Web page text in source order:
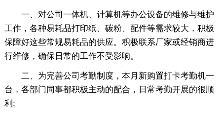
一、对公司一体机、计算机等办公设备的维修与维护
工作，各种易耗品打印纸、碳粉、配件等需求较大，积极
保障好这些常规易耗品的供应。积极联系厂家或经销商进
行维修，确保日常的工作不受影响。
二、为完善公司考勤制度，本月新购置打卡考勤机一
台，各部门同事都积极主动的配合，日常考勤开展的很顺
利;